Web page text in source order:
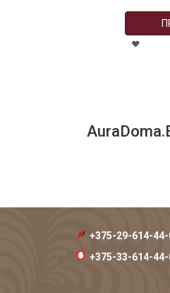
+375-29-614-
+375-33-614-